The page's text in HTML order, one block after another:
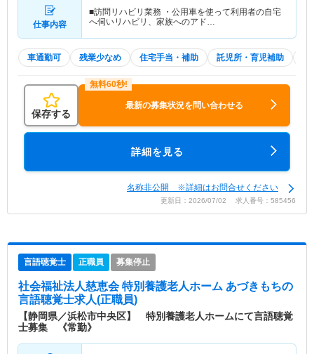
仕事内容
■訪問リハビリ業務 ・公用車を使って利用者の自宅
へ伺いリハビリ、家族へのアド…
車通勤可 残業少なめ 住宅手当・補助 託児所・育児補助
保存する
最新の募集状況を問い合わせる
詳細を見る
名称非公開 ※詳細はお問合せください
更新日：2026/07/02 求人番号：585456
言語聴覚士 正職員 募集停止
社会福祉法人慈恵会 特別養護老人ホーム あづきもちの
言語聴覚士求人(正職員)
【静岡県／浜松市中央区】 特別養護老人ホームにて言語聴覚
士募集 《常勤》